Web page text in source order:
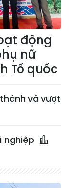
động
nữ
Tổ quốc
và vượt
nghiệp